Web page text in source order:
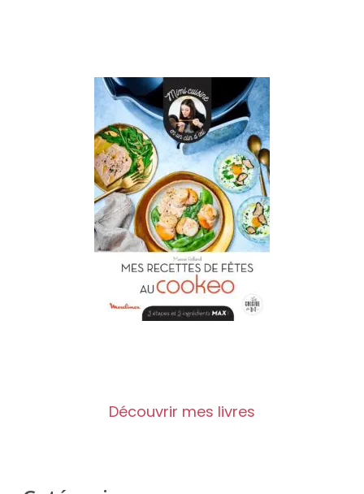
Découvrir mes livres